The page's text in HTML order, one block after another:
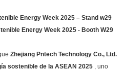
Energy Week 2025 – Stand w29
Zhejiang Pntech Technology Co., Ltd.
sostenible de la ASEAN 2025 , uno